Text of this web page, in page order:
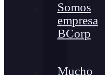
Somos
empresa
BCorp
Mucho